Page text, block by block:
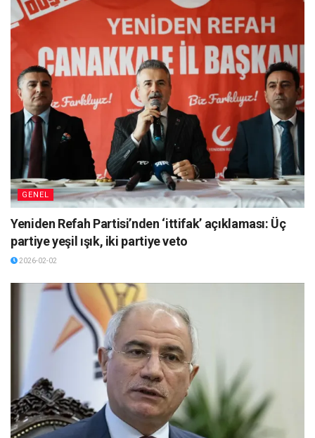
GENEL
Yeniden Refah Partisi’nden ‘ittifak’ açıklaması: Üç
partiye yeşil ışık, iki partiye veto
2026-02-02